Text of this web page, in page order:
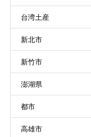
台湾土産
新北市
新竹市
澎湖県
都市
高雄市